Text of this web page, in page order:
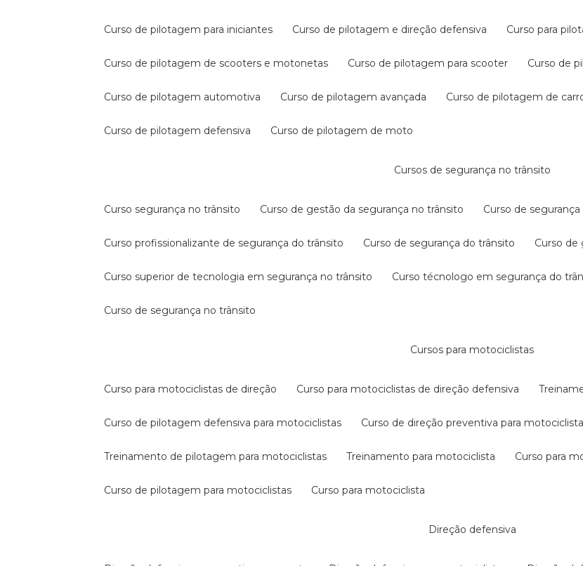
curso de pilotagem para iniciantes curso de pilotagem e direção defensiva curso para
curso de pilotagem de scooters e motonetas curso de pilotagem para scooter curso de
curso de pilotagem automotiva curso de pilotagem avançada curso de pilotagem de
curso de pilotagem defensiva curso de pilotagem de moto
cursos de segurança no trânsito
curso segurança no trânsito curso de gestão da segurança no trânsito curso de
curso profissionalizante de segurança do trânsito curso de segurança do trânsito curso
curso superior de tecnologia em segurança no trânsito curso técnologo em segurança do
curso de segurança no trânsito
cursos para motociclistas
curso para motociclistas de direção curso para motociclistas de direção defensiva
curso de pilotagem defensiva para motociclistas curso de direção preventiva para
treinamento de pilotagem para motociclistas treinamento para motociclista curso para
curso de pilotagem para motociclistas curso para motociclista
direção defensiva